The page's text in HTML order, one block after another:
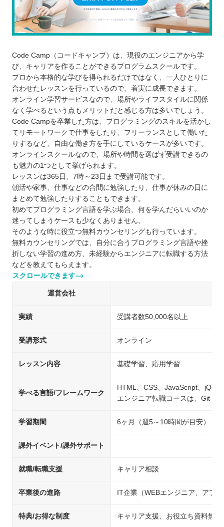
Code Camp（コードキャンプ）は、現役のエンジニアから学
び、キャリアを作ることができるプログラムスクールです。
プロから本格的な学びを得られるだけではなく、一人ひとりに
合わせたレッスンを行っているので、着実に成長できます。
オンライン学習サービスなので、場所やライフスタイルに関係
なく学べるという点もメリットだと感じる方は多いでしょう。
Code Campを卒業した方は、プログラミングのスキルを活かし
てリモートワークで仕事をしたり、フリーランスとして働いた
りするなど、自由な働き方を手にしているケースが多いです。
オンラインスクールなので、場所や時間を選ばず受講できるの
も魅力の1つとして挙げられます。
レッスンは365日、7時～23日まで受講可能です。
朝活や家事、仕事などの合間に勉強したり、仕事が休みの日に
まとめて勉強したりすることもできます。
初めてプログラミング言語を学ぶ場合、何を学んだらいいのか
迷ってしまうケースも少なくありません。
そのような時に役立つ無料カウンセリングも行っています。
無料カウンセリングでは、自分に合うプログラミング言語や挫
折しない学習の進め方、未経験からエンジニアに転職する方法
などを教えてもらえます。
スクロールできます
運営会社
実績 受講者数50,000名以上
受講形式 オンライン
レッスン内容 基礎学習、応用学習
学べる言語/フレームワーク
HTML、CSS、JavaScript、
エンジニア転職コースは、Git・
学習期間 6ヶ月（週5～10時間が目安）
課外イベント/課外サポート
就職/転職支援 キャリア相談
卒業後の進路 IT企業（WEBエンジニア、アプ
特典/お得な制度 キャリア支援、お役立ち資料無料